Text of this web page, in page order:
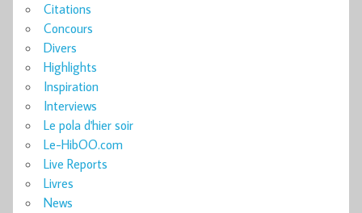
Citations
Concours
Divers
Highlights
Inspiration
Interviews
Le pola d'hier soir
Le-HibOO.com
Live Reports
Livres
News